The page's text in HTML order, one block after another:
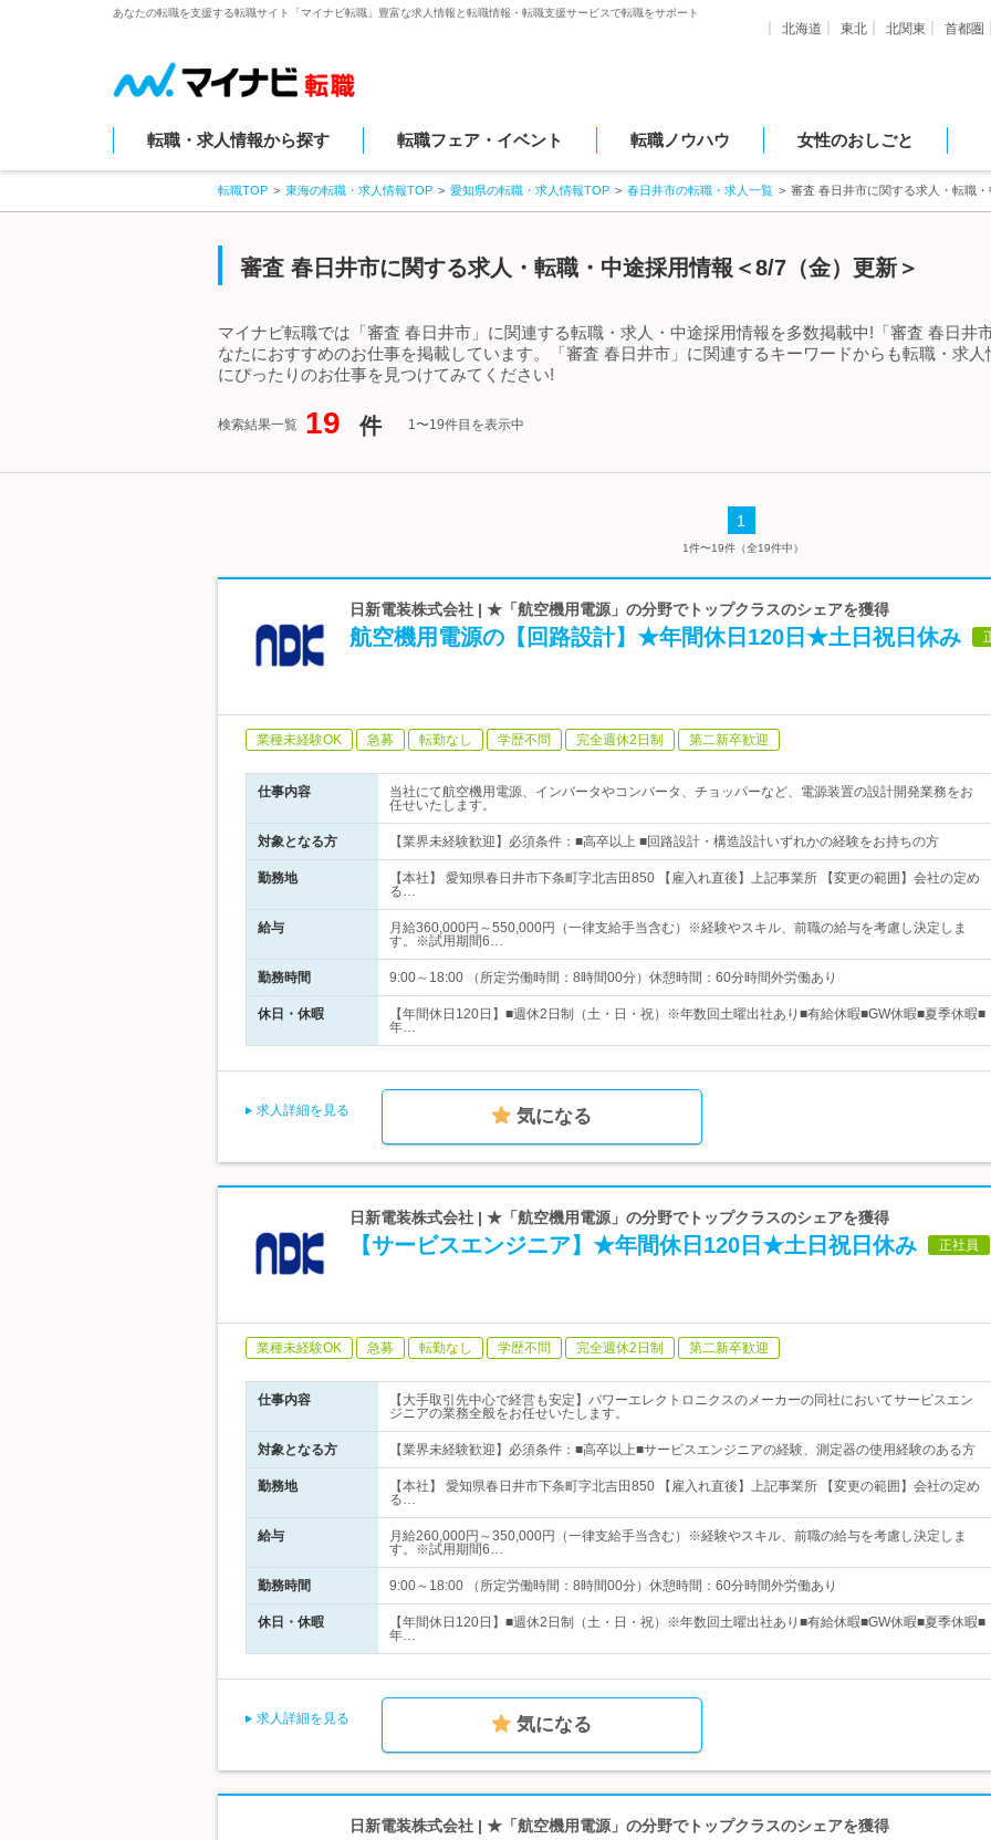
あなたの転職を支援する転職サイト「マイナビ転職」豊富な求人情報と転職情報・転職支援サービスで転職をサポート
北海道 東北 北関東 首都圏
転職・求人情報から探す 転職フェア・イベント 転職ノウハウ 女性のおしごと
転職TOP 東海の転職・求人情報TOP 愛知県の転職・求人情報TOP 春日井市の転職・求人一覧 審査 春日井市に関する求人・転職
審査 春日井市に関する求人・転職・中途採用情報＜8/7（金）更新＞
マイナビ転職では「審査 春日井市」に関連する転職・求人・中途採用情報を多数掲載中!「審査 春日井
なたにおすすめのお仕事を掲載しています。「審査 春日井市」に関連するキーワードからも転職・求
にぴったりのお仕事を見つけてみてください!
検索結果一覧 19 件 1〜19件目を表示中
1
1件〜19件（全19件中）
日新電装株式会社 | ★「航空機用電源」の分野でトップクラスのシェアを獲得
航空機用電源の【回路設計】★年間休日120日★土日祝日休み
業種未経験OK 急募 転勤なし 学歴不問 完全週休2日制 第二新卒歓迎
仕事内容
当社にて航空機用電源、インバータやコンバータ、チョッパーなど、電源装置の設計開発業務をお
任せいたします。
対象となる方 【業界未経験歓迎】必須条件：■高卒以上 ■回路設計・構造設計いずれかの経験をお持ちの方
勤務地
【本社】 愛知県春日井市下条町字北吉田850 【雇入れ直後】上記事業所 【変更の範囲】会社の定め
る…
給与
月給360,000円～550,000円（一律支給手当含む）※経験やスキル、前職の給与を考慮し決定しま
す。※試用期間6…
勤務時間 9:00～18:00 （所定労働時間：8時間00分）休憩時間：60分時間外労働あり
休日・休暇
【年間休日120日】■週休2日制（土・日・祝）※年数回土曜出社あり■有給休暇■GW休暇■夏季休暇■
年…
求人詳細を見る 気になる
日新電装株式会社 | ★「航空機用電源」の分野でトップクラスのシェアを獲得
【サービスエンジニア】★年間休日120日★土日祝日休み 正社員
業種未経験OK 急募 転勤なし 学歴不問 完全週休2日制 第二新卒歓迎
仕事内容
【大手取引先中心で経営も安定】パワーエレクトロニクスのメーカーの同社においてサービスエン
ジニアの業務全般をお任せいたします。
対象となる方 【業界未経験歓迎】必須条件：■高卒以上■サービスエンジニアの経験、測定器の使用経験のある方
勤務地
【本社】 愛知県春日井市下条町字北吉田850 【雇入れ直後】上記事業所 【変更の範囲】会社の定め
る…
給与
月給260,000円～350,000円（一律支給手当含む）※経験やスキル、前職の給与を考慮し決定しま
す。※試用期間6…
勤務時間 9:00～18:00 （所定労働時間：8時間00分）休憩時間：60分時間外労働あり
休日・休暇
【年間休日120日】■週休2日制（土・日・祝）※年数回土曜出社あり■有給休暇■GW休暇■夏季休暇■
年…
求人詳細を見る 気になる
日新電装株式会社 | ★「航空機用電源」の分野でトップクラスのシェアを獲得